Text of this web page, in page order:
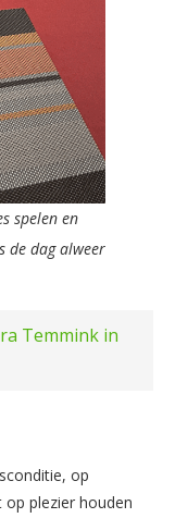
spelen en
de dag alweer
Temmink in
op
op plezier houden